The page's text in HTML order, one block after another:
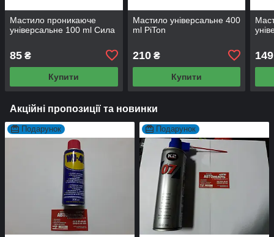
Мастило проникаюче
універсальне 100 ml Сила
85 ₴
Купити
Мастило універсальне 400
ml PiTon
210₴
Купити
149
Акційні пропозиції та новинки
Подарунок Подарунок